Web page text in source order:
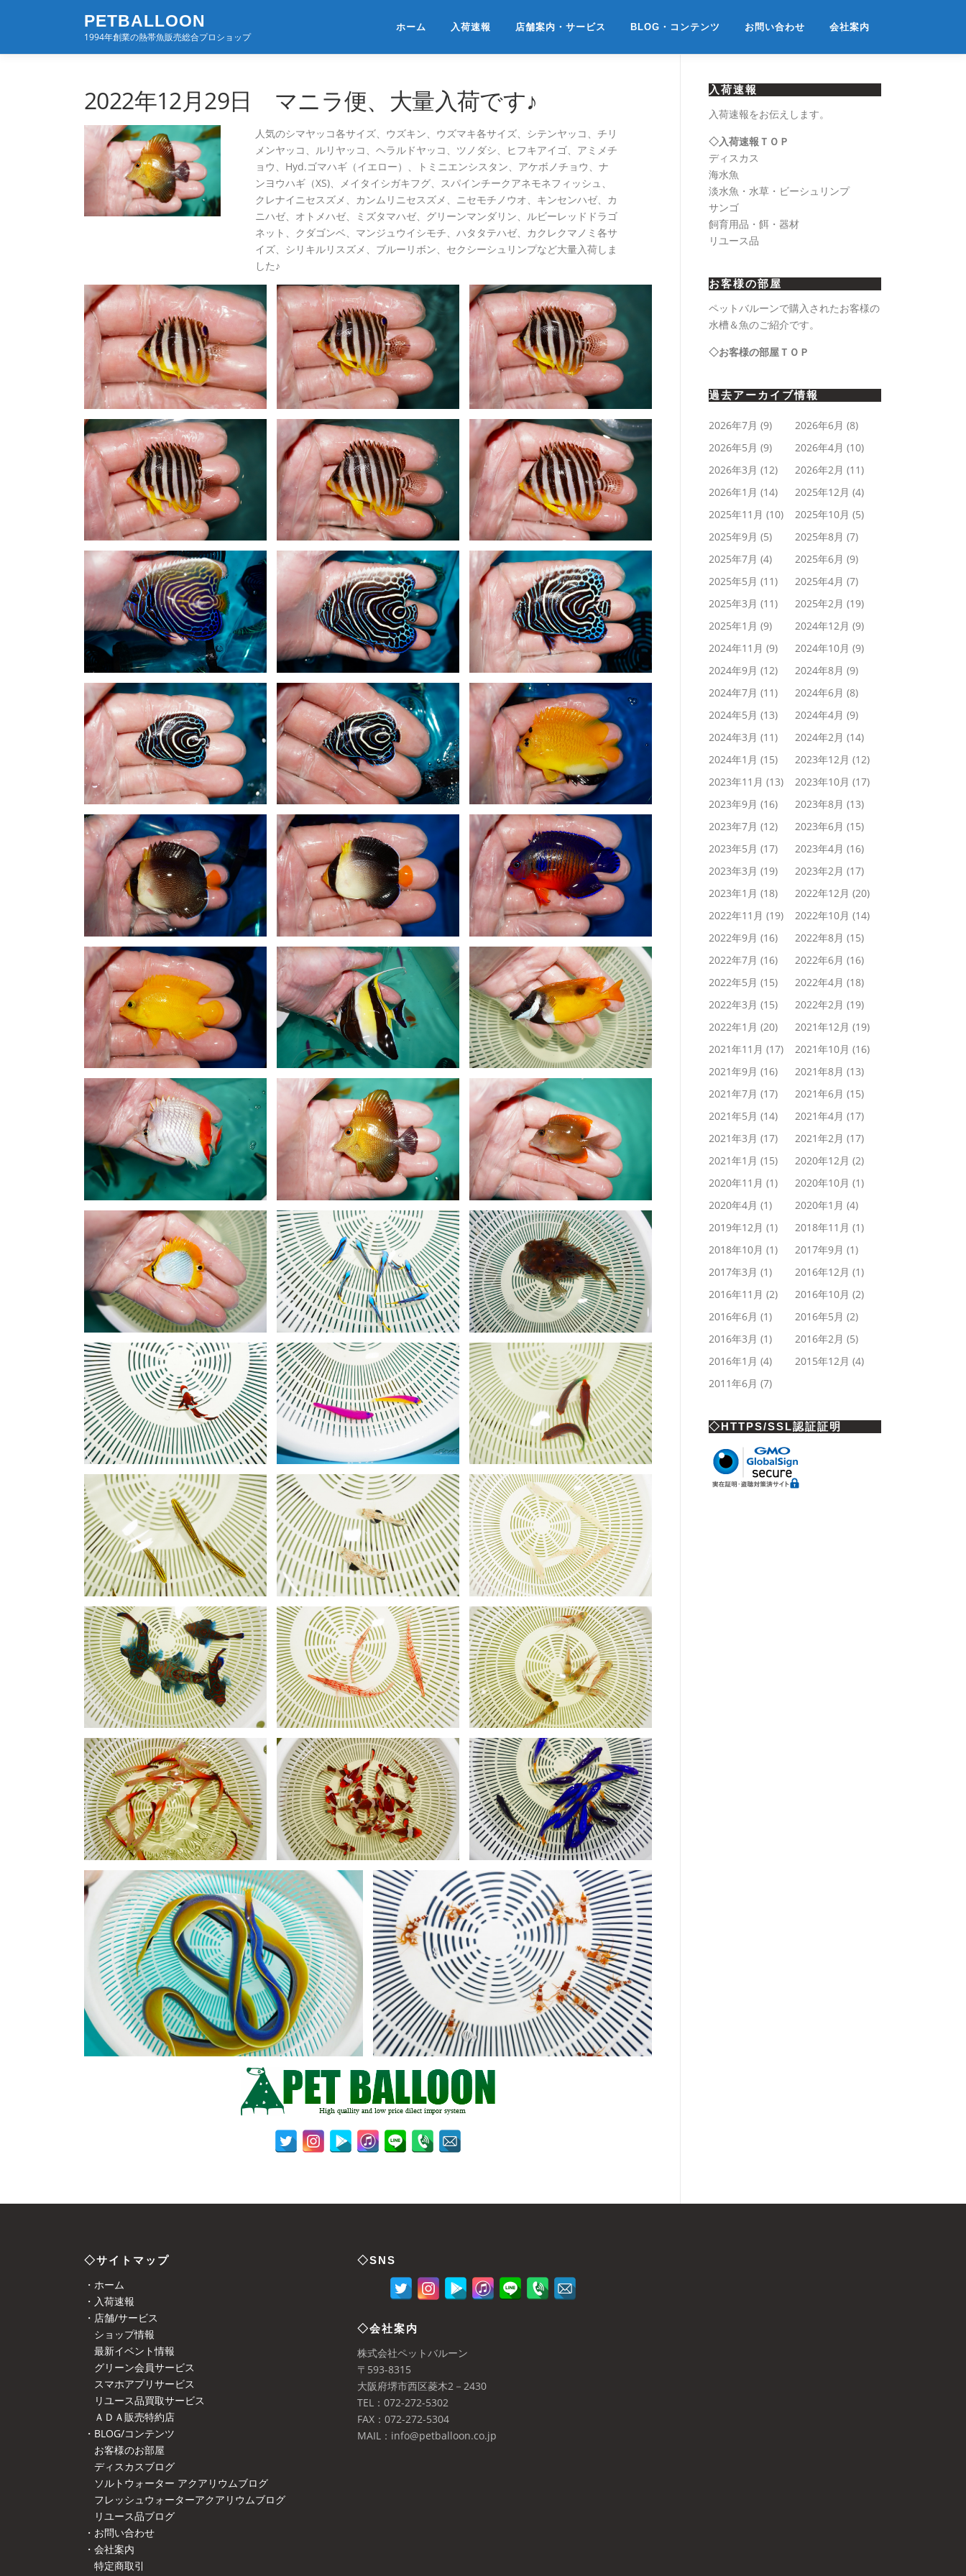
ン
PETBALLOON
1994年創業の熱帯魚販売総合プロショップ
ホーム 入荷速報 店舗案内・サービス BLOG・コンテンツ お問い合わせ 会社案内
2022年12月29日 マニラ便、大量入荷です♪
人気のシマヤッコ各サイズ、ウズキン、ウズマキ各サイズ、シテンヤッコ、チリ
メンヤッコ、ルリヤッコ、ヘラルドヤッコ、ツノダシ、ヒフキアイゴ、アミメチ
ョウ、Hyd.ゴマハギ（イエロー）、トミニエンシスタン、アケボノチョウ、ナ
ンヨウハギ（XS)、メイタイシガキフグ、スパインチークアネモネフィッシュ、
クレナイニセスズメ、カンムリニセスズメ、ニセモチノウオ、キンセンハゼ、カ
ニハゼ、オトメハゼ、ミズタマハゼ、グリーンマンダリン、ルビーレッドドラゴ
ネット、クダゴンベ、マンジュウイシモチ、ハタタテハゼ、カクレクマノミ各サ
イズ、シリキルリスズメ、ブルーリボン、セクシーシュリンプなど大量入荷しま
した♪
入荷速報
入荷速報をお伝えします。
◇入荷速報ＴＯＰ
ディスカス
海水魚
淡水魚・水草・ビーシュリンプ
サンゴ
飼育用品・餌・器材
リユース品
お客様の部屋
ペットバルーンで購入されたお客様の
水槽＆魚のご紹介です。
◇お客様の部屋ＴＯＰ
過去アーカイブ情報
2026年7月 (9) 2026年6月 (8)
2026年5月 (9) 2026年4月 (10)
2026年3月 (12) 2026年2月 (11)
2026年1月 (14) 2025年12月 (4)
2025年11月 (10) 2025年10月 (5)
2025年9月 (5) 2025年8月 (7)
2025年7月 (4) 2025年6月 (9)
2025年5月 (11) 2025年4月 (7)
2025年3月 (11) 2025年2月 (19)
2025年1月 (9) 2024年12月 (9)
2024年11月 (9) 2024年10月 (9)
2024年9月 (12) 2024年8月 (9)
2024年7月 (11) 2024年6月 (8)
2024年5月 (13) 2024年4月 (9)
2024年3月 (11) 2024年2月 (14)
2024年1月 (15) 2023年12月 (12)
2023年11月 (13) 2023年10月 (17)
2023年9月 (16) 2023年8月 (13)
2023年7月 (12) 2023年6月 (15)
2023年5月 (17) 2023年4月 (16)
2023年3月 (19) 2023年2月 (17)
2023年1月 (18) 2022年12月 (20)
2022年11月 (19) 2022年10月 (14)
2022年9月 (16) 2022年8月 (15)
2022年7月 (16) 2022年6月 (16)
2022年5月 (15) 2022年4月 (18)
2022年3月 (15) 2022年2月 (19)
2022年1月 (20) 2021年12月 (19)
2021年11月 (17) 2021年10月 (16)
2021年9月 (16) 2021年8月 (13)
2021年7月 (17) 2021年6月 (15)
2021年5月 (14) 2021年4月 (17)
2021年3月 (17) 2021年2月 (17)
2021年1月 (15) 2020年12月 (2)
2020年11月 (1) 2020年10月 (1)
2020年4月 (1) 2020年1月 (4)
2019年12月 (1) 2018年11月 (1)
2018年10月 (1) 2017年9月 (1)
2017年3月 (1) 2016年12月 (1)
2016年11月 (2) 2016年10月 (2)
2016年6月 (1) 2016年5月 (2)
2016年3月 (1) 2016年2月 (5)
2016年1月 (4) 2015年12月 (4)
2011年6月 (7)
◇HTTPS/SSL認証証明
◇サイトマップ
・ホーム
・入荷速報
・店舗/サービス
ショップ情報
最新イベント情報
グリーン会員サービス
スマホアプリサービス
リユース品買取サービス
ＡＤＡ販売特約店
・BLOG/コンテンツ
お客様のお部屋
ディスカスブログ
ソルトウォーター アクアリウムブログ
フレッシュウォーターアクアリウムブログ
リユース品ブログ
・お問い合わせ
・会社案内
特定商取引
◇SNS
◇会社案内
株式会社ペットバルーン
〒593-8315
大阪府堺市西区菱木2－2430
TEL：072-272-5302
FAX：072-272-5304
MAIL：info@petballoon.co.jp